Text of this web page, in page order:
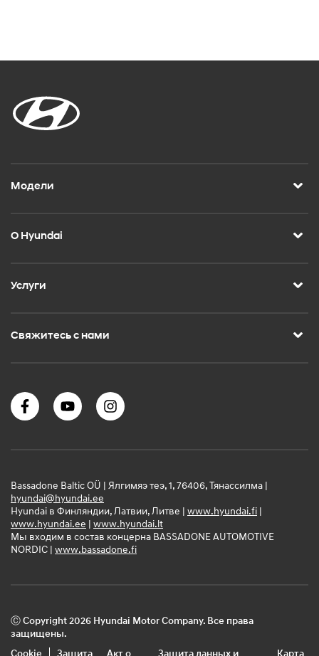
Модели
О Hyundai
Услуги
Свяжитесь с нами
Bassadone Baltic OÜ | Ялгимяэ теэ, 1, 76406, Тянассилма |
hyundai@hyundai.ee
Hyundai в Финляндии, Латвии, Литве | www.hyundai.fi |
www.hyundai.ee | www.hyundai.lt
Мы входим в состав концерна BASSADONE AUTOMOTIVE
NORDIC | www.bassadone.fi
Ⓒ Copyright 2026 Hyundai Motor Company. Все права
защищены.
Cookie
Защита Акт о Защита данных и Карта